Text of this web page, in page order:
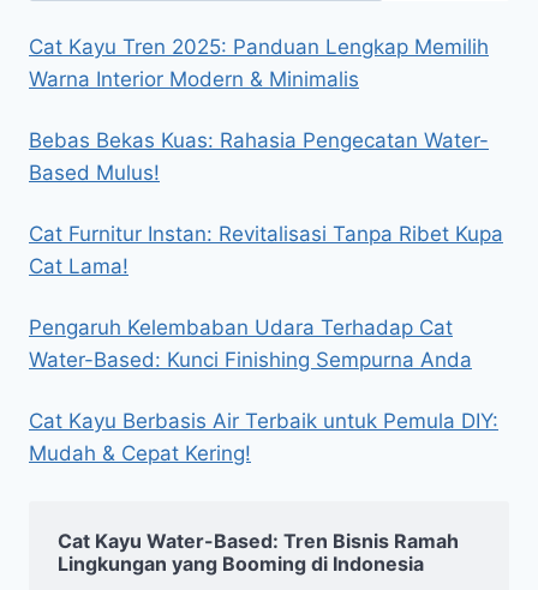
Cat Kayu Tren 2025: Panduan Lengkap Memilih
Warna Interior Modern & Minimalis
Bebas Bekas Kuas: Rahasia Pengecatan Water-
Based Mulus!
Cat Furnitur Instan: Revitalisasi Tanpa Ribet Kupa
Cat Lama!
Pengaruh Kelembaban Udara Terhadap Cat
Water-Based: Kunci Finishing Sempurna Anda
Cat Kayu Berbasis Air Terbaik untuk Pemula DIY:
Mudah & Cepat Kering!
Cat Kayu Water-Based: Tren Bisnis Ramah
Lingkungan yang Booming di Indonesia